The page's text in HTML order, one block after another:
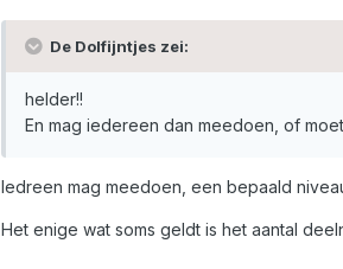
De Dolfijntjes zei:
helder!!
En mag iedereen dan meedoen, of
Iedreen mag meedoen, een bepaald
Het enige wat soms geldt is het aantal